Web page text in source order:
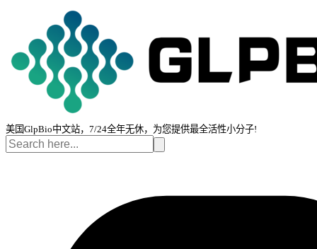
美国GlpBio中文站，7/24全年无休，为您提供最全活性小分子!